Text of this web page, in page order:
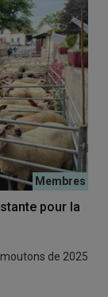
pour la
de 2025